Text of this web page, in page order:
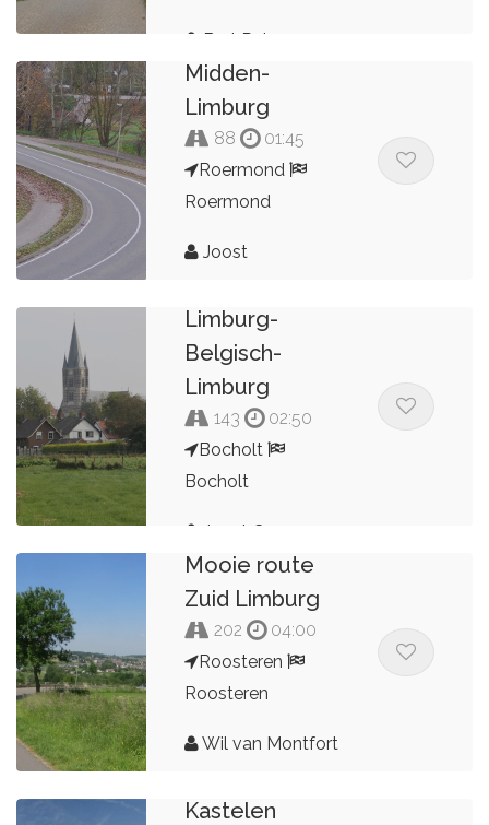
Bert Peters
Midden-
Limburg
88
01:45
Roermond
Roermond
Joost
Limburg-
Belgisch-
Limburg
143
02:50
Bocholt
Bocholt
Joost Creemers
Mooie route
Zuid Limburg
202
04:00
Roosteren
Roosteren
Wil van Montfort
Kastelen